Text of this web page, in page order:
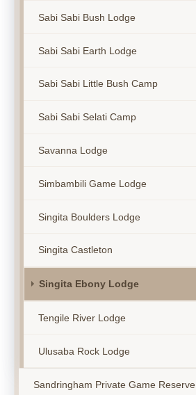
Sabi Sabi Bush Lodge
Sabi Sabi Earth Lodge
Sabi Sabi Little Bush Camp
Sabi Sabi Selati Camp
Savanna Lodge
Simbambili Game Lodge
Singita Boulders Lodge
Singita Castleton
Singita Ebony Lodge
Tengile River Lodge
Ulusaba Rock Lodge
Sandringham Private Game Reserve